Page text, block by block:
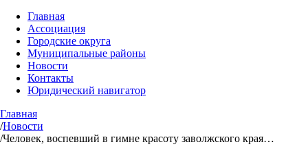
Главная
Ассоциация
Городские округа
Муниципальные районы
Новости
Контакты
Юридический навигатор
Главная
/Новости
/Человек, воспевший в гимне красоту заволжского края…